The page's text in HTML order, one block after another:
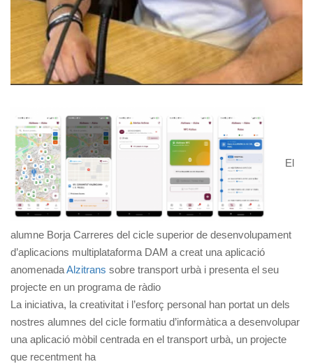
El
alumne Borja Carreres del cicle superior de desenvolupament
d’aplicacions multiplataforma DAM a creat una aplicació
anomenadaAlzitrans sobre transport urbà i presenta el seu
projecte en un programa de ràdio
La iniciativa, la creativitat i l’esforç personal han portat un dels
nostres alumnes del cicle formatiu d’informàtica a desenvolupar
una aplicació mòbil centrada en el transport urbà, un projecte
que recentment ha